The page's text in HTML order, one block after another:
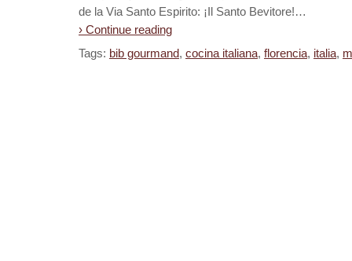
de la Via Santo Espirito: ¡Il Santo Bevitore!…
› Continue reading
Tags: bib gourmand, cocina italiana, florencia, italia,